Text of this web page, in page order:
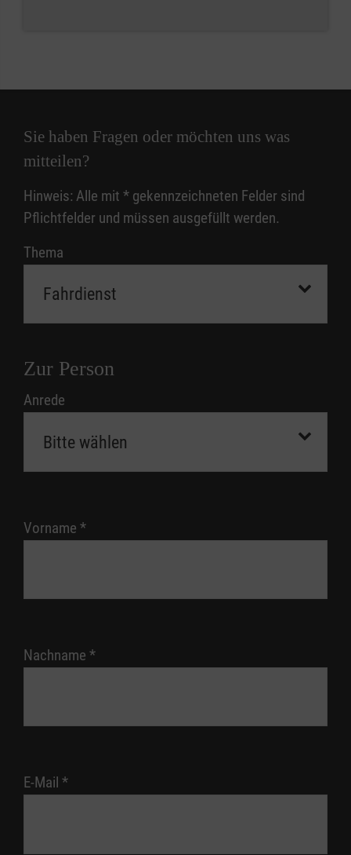
Sie haben Fragen oder möchten uns was
mitteilen?
Hinweis: Alle mit * gekennzeichneten Felder sind
Pflichtfelder und müssen ausgefüllt werden.
Thema
Zur Person
Anrede
Vorname *
Nachname *
E-Mail *